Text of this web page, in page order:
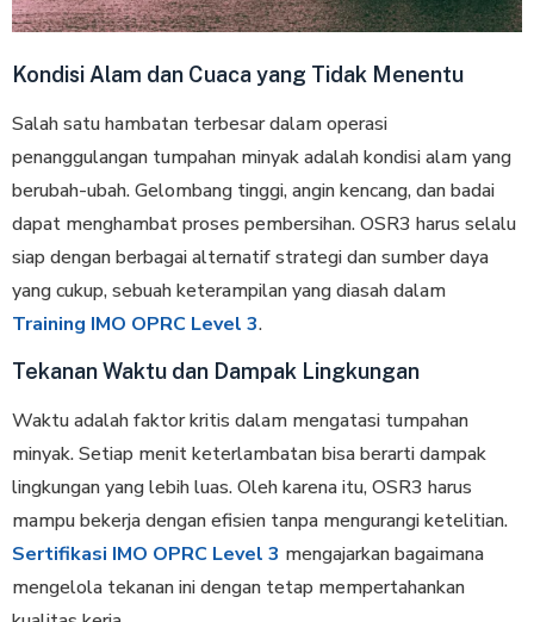
Kondisi Alam dan Cuaca yang Tidak Menentu
Salah satu hambatan terbesar dalam operasi
penanggulangan tumpahan minyak adalah kondisi alam yang
berubah-ubah. Gelombang tinggi, angin kencang, dan badai
dapat menghambat proses pembersihan. OSR3 harus selalu
siap dengan berbagai alternatif strategi dan sumber daya
yang cukup, sebuah keterampilan yang diasah dalam
Training IMO OPRC Level 3.
Tekanan Waktu dan Dampak Lingkungan
Waktu adalah faktor kritis dalam mengatasi tumpahan
minyak. Setiap menit keterlambatan bisa berarti dampak
lingkungan yang lebih luas. Oleh karena itu, OSR3 harus
mampu bekerja dengan efisien tanpa mengurangi ketelitian.
Sertifikasi IMO OPRC Level 3 mengajarkan bagaimana
mengelola tekanan ini dengan tetap mempertahankan